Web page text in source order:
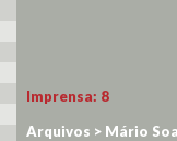
Imprensa: 8
Arquivos > Mário